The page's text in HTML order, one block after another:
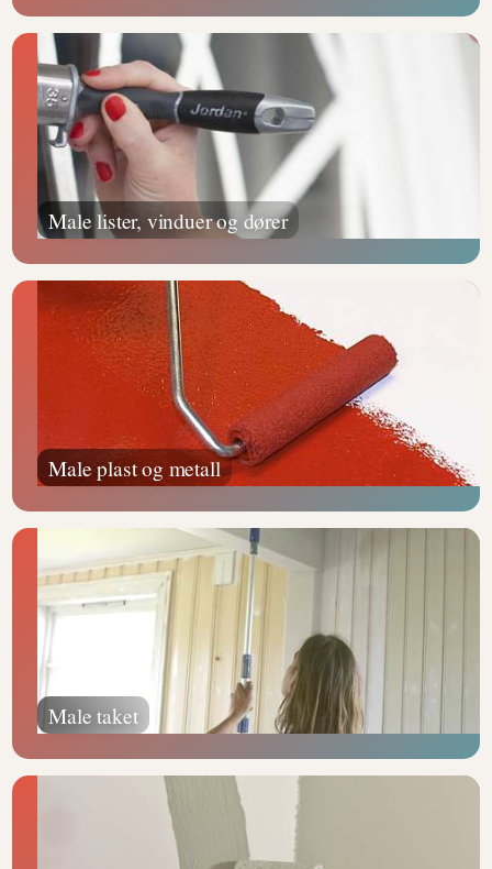
Male lister, vinduer og dører
Male plast og metall
Male taket